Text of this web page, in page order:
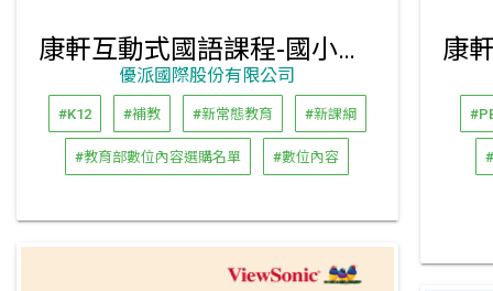
康軒互動式國語課程-國小三年級上學期
優派國際股份有限公司
#K12 #補教 #新常態教育 #新課綱
#教育部數位內容選購名單 #數位內容